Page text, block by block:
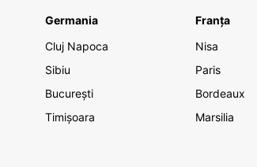
Germania
Cluj Napoca
Sibiu
București
Timișoara
Franța
Nisa
Paris
Bordeaux
Marsilia